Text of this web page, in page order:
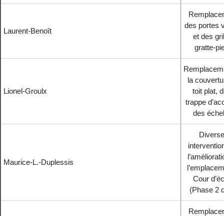
Laurent-Benoît
des portes
et des
gratte-
Lionel-Groulx
la
toit plat,
trappe
des
Maurice-L.-Duplessis
Cour
(Phase 2